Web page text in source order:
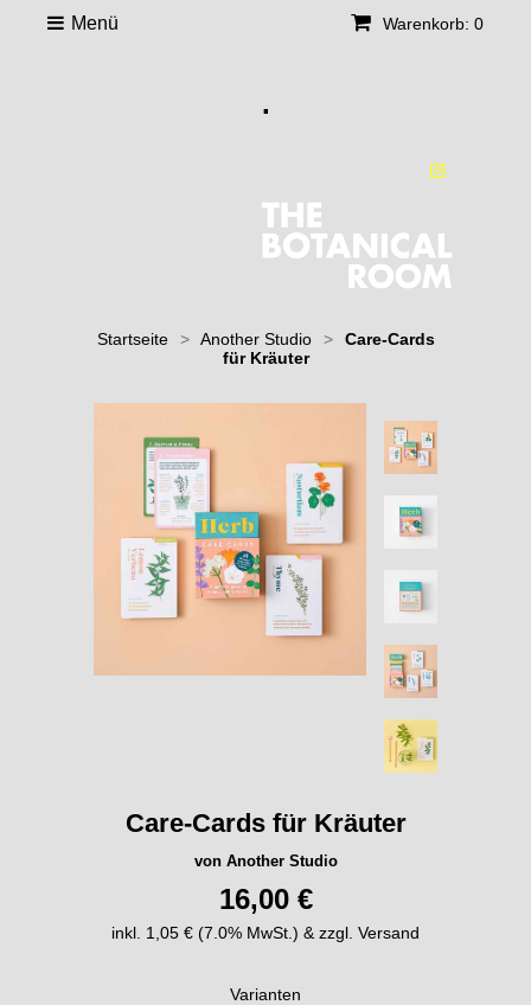
Warenkorb: 0
Menü
.
Startseite > Another Studio >
Care-Cards
für Kräuter
Care-Cards für Kräuter
von Another Studio
16,00 €
inkl. 1,05 € (7.0% MwSt.) & zzgl. Versand
Varianten